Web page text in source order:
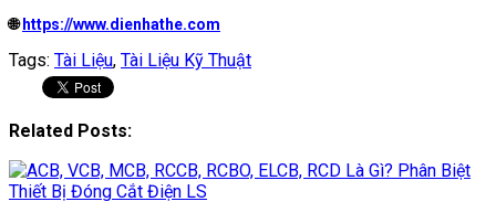
🌐 https://www.dienhathe.com
Tags: Tài Liệu, Tài Liệu Kỹ Thuật
Related Posts: